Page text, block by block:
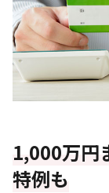
1,000万円
特例も